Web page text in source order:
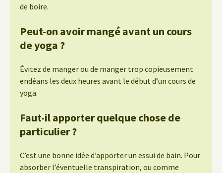
de boire.
Peut-on avoir mangé avant un cours
de yoga ?
Évitez de manger ou de manger trop copieusement
endéans les deux heures avant le début d’un cours de
yoga.
Faut-il apporter quelque chose de
particulier ?
C’est une bonne idée d’apporter un essui de bain. Pour
absorber l’éventuelle transpiration, ou comme